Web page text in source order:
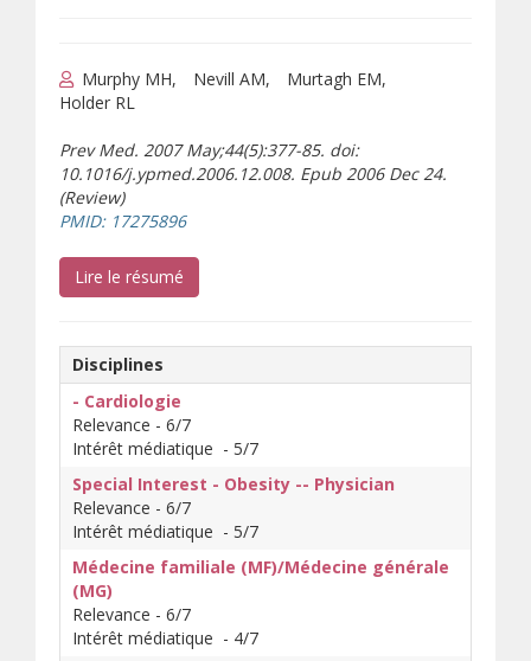
Murphy MH Nevill AM
Murtagh EM
Holder RL
Prev Med. 2007 May;44(5):377-85. doi:
10.1016/j.ypmed.2006.12.008. Epub 2006 Dec 24.
(Review)
PMID: 17275896(s’ouvre sur un autre site)
Lire le résumé
Disciplines
- Cardiologie
Relevance - 6/7
Intérêt médiatique - 5/7
Special Interest - Obesity -- Physician
Relevance - 6/7
Intérêt médiatique - 5/7
Médecine familiale (MF)/Médecine générale
(MG)
Relevance - 6/7
Intérêt médiatique - 4/7